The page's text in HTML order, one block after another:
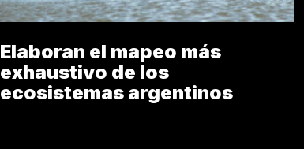
Elaboran el mapeo más
exhaustivo de los
ecosistemas argentinos